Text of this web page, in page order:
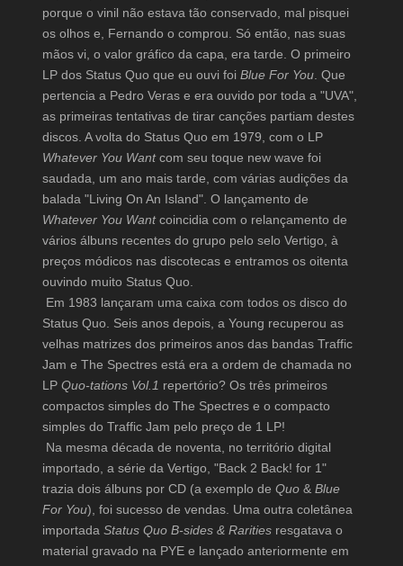
porque o vinil não estava tão conservado, mal pisquei
os olhos e, Fernando o comprou. Só então, nas suas
mãos vi, o valor gráfico da capa, era tarde. O primeiro
LP dos Status Quo que eu ouvi foi Blue For You. Que
pertencia a Pedro Veras e era ouvido por toda a "UVA",
as primeiras tentativas de tirar canções partiam destes
discos. A volta do Status Quo em 1979, com o LP
Whatever You Wantcom seu toque new wave foi
saudada, um ano mais tarde, com várias audições da
balada "Living On An Island". O lançamento de
Whatever You Wantcoincidia com o relançamento de
vários álbuns recentes do grupo pelo selo Vertigo, à
preços módicos nas discotecas e entramos os oitenta
ouvindo muito Status Quo.
Em 1983 lançaram uma caixa com todos os disco do
Status Quo. Seis anos depois, a Young recuperou as
velhas matrizes dos primeiros anos das bandas Traffic
Jam e The Spectres está era a ordem de chamada no
LP Quo-tations Vol.1 repertório? Os três primeiros
compactos simples do The Spectres e o compacto
simples do Traffic Jam pelo preço de 1 LP!
Na mesma década de noventa, no território digital
importado, a série da Vertigo, "Back 2 Back! for 1"
trazia dois álbuns por CD (a exemplo de Quo& Blue
For You), foi sucesso de vendas. Uma outra coletânea
importada Status Quo B-sides & Raritiesresgatava o
material gravado na PYE e lançado anteriormente em